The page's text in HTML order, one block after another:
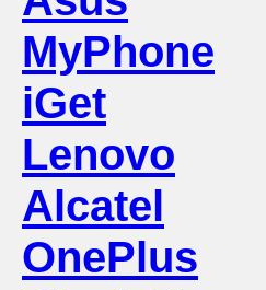
MyPhone
iGet
Lenovo
Alcatel
OnePlus